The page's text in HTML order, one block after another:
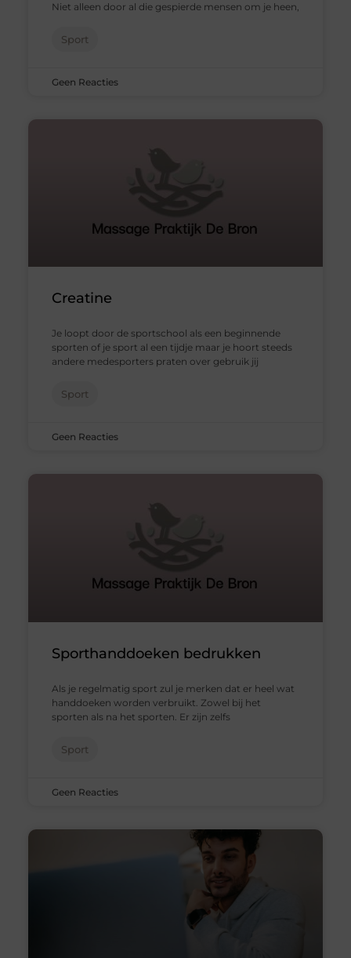
Niet alleen door al die gespierde mensen om je heen,
Sport
Geen Reacties
Creatine
Je loopt door de sportschool als een beginnende
sporten of je sport al een tijdje maar je hoort steeds
andere medesporters praten over gebruik jij
Sport
Geen Reacties
Sporthanddoeken bedrukken
Als je regelmatig sport zul je merken dat er heel wat
handdoeken worden verbruikt. Zowel bij het
sporten als na het sporten. Er zijn zelfs
Sport
Geen Reacties